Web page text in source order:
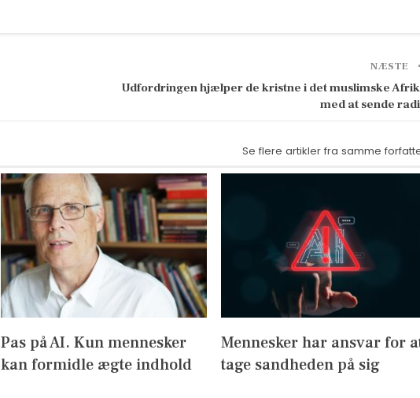
NÆSTE
Udfordringen hjælper de kristne i det muslimske
med at sende
Se flere artikler fra samme
Pas på AI. Kun mennesker
kan formidle ægte indhold
Mennesker har ansvar for
tage sandheden på sig